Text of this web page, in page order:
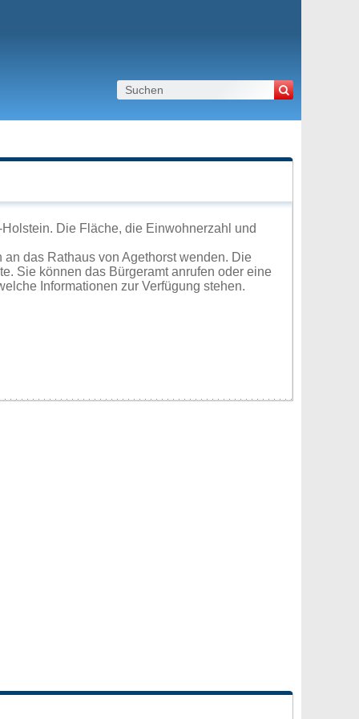
Die Fläche, die Einwohnerzahl und
das Rathaus von Agethorst wenden. Die
Sie können das Bürgeramt anrufen oder eine
Informationen zur Verfügung stehen.